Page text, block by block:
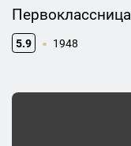
Первоклассница
5.9 1948